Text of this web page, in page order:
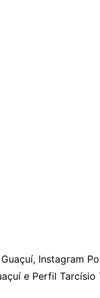
Instagram
e Perfil Tarcísio